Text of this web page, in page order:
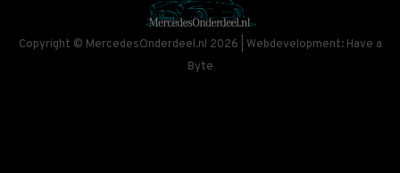
Copyright © MercedesOnderdeel.nl 2026 | Webdevelopment: Have a
Byte